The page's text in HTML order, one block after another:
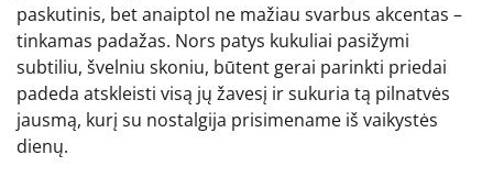
paskutinis, bet anaiptol ne mažiau svarbus akcentas –
tinkamas padažas. Nors patys kukuliai pasižymi
subtiliu, švelniu skoniu, būtent gerai parinkti priedai
padeda atskleisti visą jų žavesį ir sukuria tą pilnatvės
jausmą, kurį su nostalgija prisimename iš vaikystės
dienų.